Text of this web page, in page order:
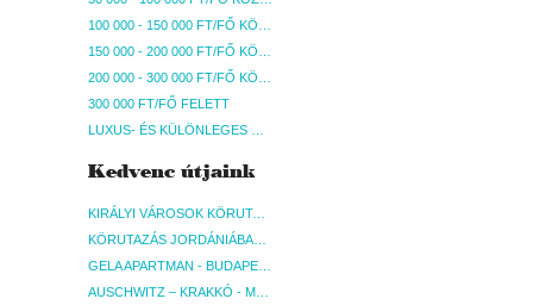
300 000 FT/FŐ FELETT
Kedvenc útjaink
KIRÁLYI VÁROSOK KÖRUTAZÁS KÖZVETLEN REPÜLŐJÁRATTAL - BUDAPEST, REPÜLŐ